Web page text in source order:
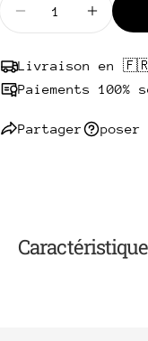
Diminuer la
Livraison en
Paiements 100%
Partager poser
Les champs